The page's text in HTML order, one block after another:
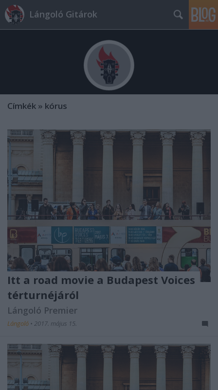
Lángoló Gitárok
Címkék » kórus
Itt a road movie a Budapest Voices
térturnéjáról
Lángoló Premier
Lángoló • 2017. május 15.